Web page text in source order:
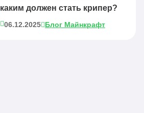
каким должен стать крипер?
06.12.2025 Блог Майнкрафт